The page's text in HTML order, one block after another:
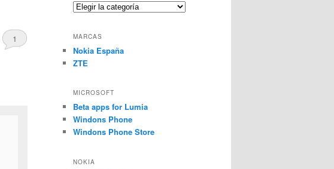
1
Categorías
MARCAS
Nokia España
ZTE
MICROSOFT
Beta apps for Lumia
Windons Phone
Windons Phone Store
NOKIA